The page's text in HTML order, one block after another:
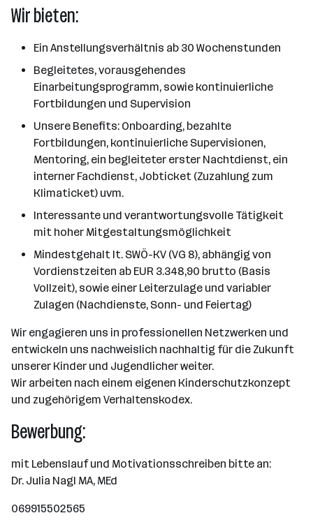
Wir bieten:
Ein Anstellungsverhältnis ab 30 Wochenstunden
Begleitetes, vorausgehendes
Einarbeitungsprogramm, sowie kontinuierliche
Fortbildungen und Supervision
Unsere Benefits: Onboarding, bezahlte
Fortbildungen, kontinuierliche Supervisionen,
Mentoring, ein begleiteter erster Nachtdienst, ein
interner Fachdienst, Jobticket (Zuzahlung zum
Klimaticket) uvm.
Interessante und verantwortungsvolle Tätigkeit
mit hoher Mitgestaltungsmöglichkeit
Mindestgehalt lt. SWÖ-KV (VG 8), abhängig von
Vordienstzeiten ab EUR 3.348,90 brutto (Basis
Vollzeit), sowie einer Leiterzulage und variabler
Zulagen (Nachdienste, Sonn- und Feiertag)
Wir engagieren uns in professionellen Netzwerken und
entwickeln uns nachweislich nachhaltig für die Zukunft
unserer Kinder und Jugendlicher weiter.
Wir arbeiten nach einem eigenen Kinderschutzkonzept
und zugehörigem Verhaltenskodex.
Bewerbung:
mit Lebenslauf und Motivationsschreiben bitte an:
Dr. Julia Nagl MA, MEd
069915502565